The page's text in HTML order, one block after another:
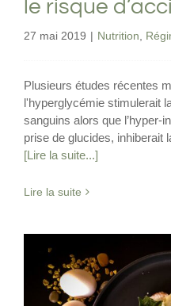
le risque
27 mai 2019 | Nutrition
Plusieurs études récentes
l'hyperglycémie stimulerait
sanguins alors que l’hyper-
prise de glucides, inhiberait
[Lire la suite...]
Lire la suite